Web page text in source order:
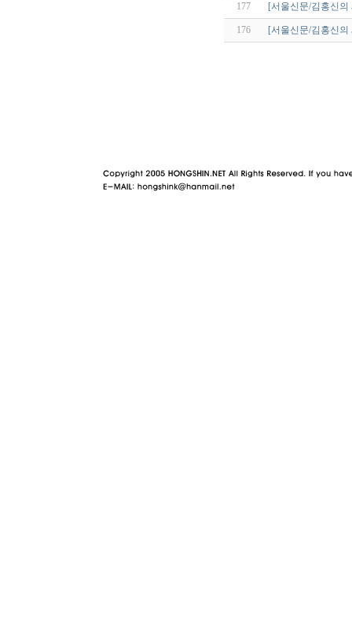
177 [서울신문/김홍신
176 [서울신문/김홍신